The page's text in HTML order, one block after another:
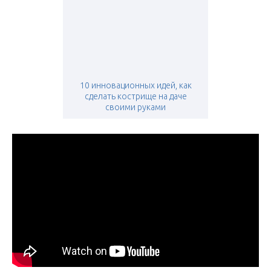
10 инновационных идей, как
сделать кострище на даче
своими руками